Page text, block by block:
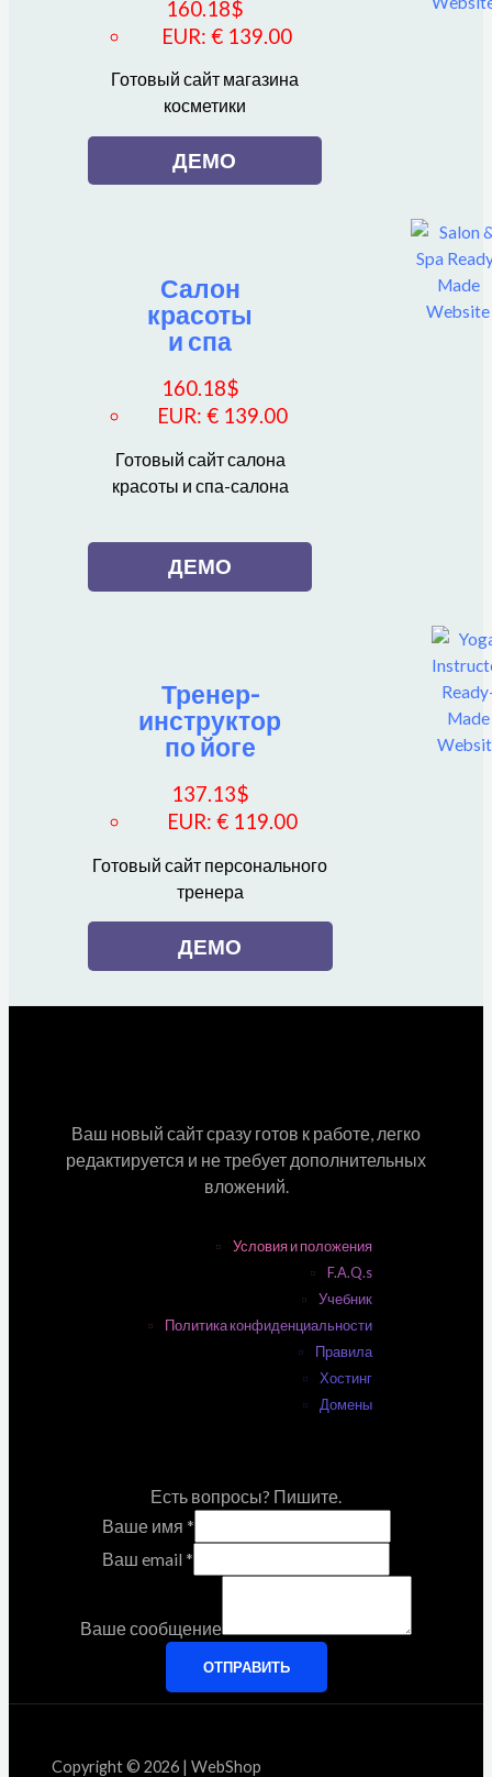
160.18$
EUR: € 139.00
Готовый сайт магазина
косметики
ДЕМО
Салон
красоты
и спа
160.18$
EUR: € 139.00
Готовый сайт салона
красоты и спа-салона
ДЕМО
Тренер-
инструктор
по йоге
137.13$
EUR: € 119.00
Готовый сайт персонального
тренера
ДЕМО
Ваш новый сайт сразу готов к работе, легко
редактируется и не требует дополнительных
вложений.
Условия и положения
F.A.Q.s
Учебник
Политика конфиденциальности
Правила
Хостинг
Домены
Есть вопросы? Пишите.
Ваше имя *
Ваш email *
Ваше сообщение
ОТПРАВИТЬ
Copyright © 2026 | WebShop